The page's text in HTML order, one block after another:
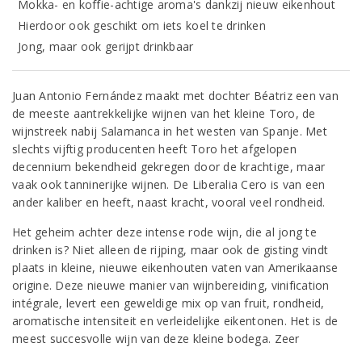
Mokka- en koffie-achtige aroma's dankzij nieuw eikenhout
Hierdoor ook geschikt om iets koel te drinken
Jong, maar ook gerijpt drinkbaar
Juan Antonio Fernández maakt met dochter Béatriz een van
de meeste aantrekkelijke wijnen van het kleine Toro, de
wijnstreek nabij Salamanca in het westen van Spanje. Met
slechts vijftig producenten heeft Toro het afgelopen
decennium bekendheid gekregen door de krachtige, maar
vaak ook tanninerijke wijnen. De Liberalia Cero is van een
ander kaliber en heeft, naast kracht, vooral veel rondheid.
Het geheim achter deze intense rode wijn, die al jong te
drinken is? Niet alleen de rijping, maar ook de gisting vindt
plaats in kleine, nieuwe eikenhouten vaten van Amerikaanse
origine. Deze nieuwe manier van wijnbereiding, vinification
intégrale, levert een geweldige mix op van fruit, rondheid,
aromatische intensiteit en verleidelijke eikentonen. Het is de
meest succesvolle wijn van deze kleine bodega. Zeer